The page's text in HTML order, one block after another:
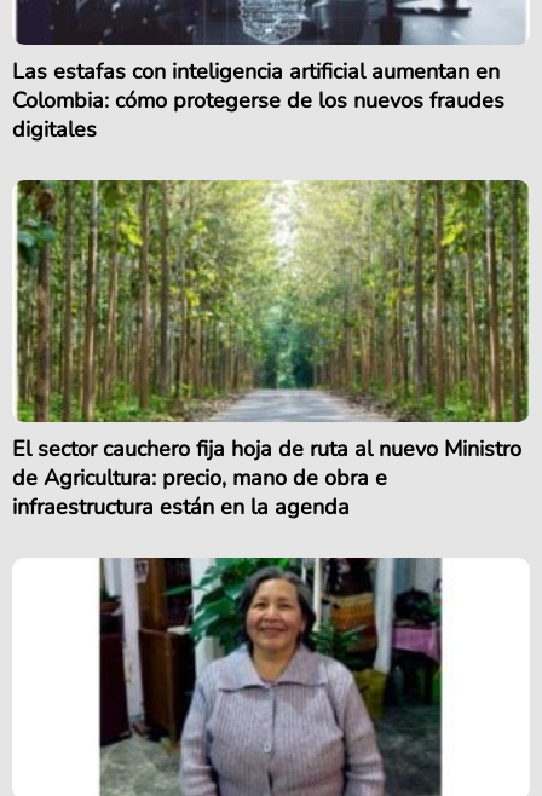
Las estafas con inteligencia artificial aumentan en
Colombia: cómo protegerse de los nuevos fraudes
digitales
El sector cauchero fija hoja de ruta al nuevo Ministro
de Agricultura: precio, mano de obra e
infraestructura están en la agenda